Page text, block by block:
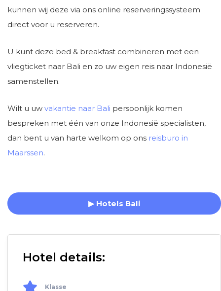
kunnen wij deze via ons online reserveringssysteem
direct voor u reserveren.
U kunt deze bed & breakfast combineren met een
vliegticket naar Bali en zo uw eigen reis naar Indonesië
samenstellen.
Wilt u uw vakantie naar Bali persoonlijk komen
bespreken met één van onze Indonesië specialisten,
dan bent u van harte welkom op ons reisburo in
Maarssen.
▶ Hotels Bali
Hotel details:
Klasse